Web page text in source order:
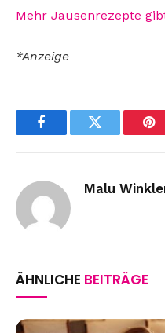
Mehr Jausenrezepte
*Anzeige
FacebookTwitter
Malu
ÄHNLICHE BEITRÄGE